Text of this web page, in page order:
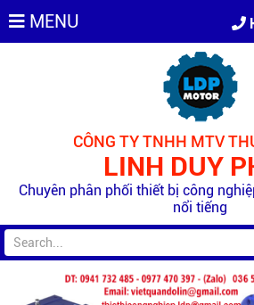
MENU
CÔNG TY TNHH MTV
LINH DUY
Chuyên phân phối thiết bị công
nổi tiếng